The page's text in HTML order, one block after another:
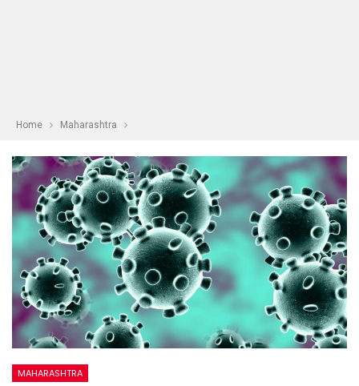
Home Maharashtra
MAHARASHTRA